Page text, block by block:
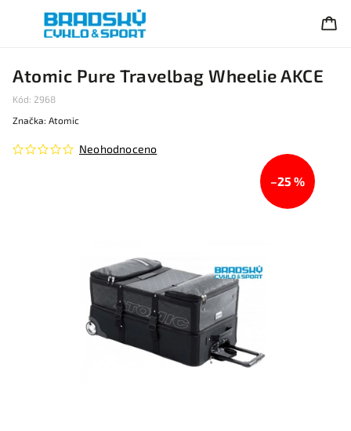
Atomic Pure Travelbag Wheelie AKCE
Kód: 2968
Neohodnoceno
Značka: Atomic
–25 %